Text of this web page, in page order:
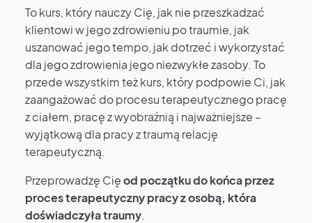
To kurs, który nauczy Cię, jak nie przeszkadzać
klientowi w jego zdrowieniu po traumie, jak
uszanować jego tempo, jak dotrzeć i wykorzystać
dla jego zdrowienia jego niezwykłe zasoby. To
przede wszystkim też kurs, który podpowie Ci, jak
zaangażować do procesu terapeutycznego pracę
z ciałem, pracę z wyobraźnią i najważniejsze –
wyjątkową dla pracy z traumą relację
terapeutyczną.
Przeprowadzę Cięod początku do końca przez
proces terapeutyczny pracy z osobą, która
doświadczyła traumy.